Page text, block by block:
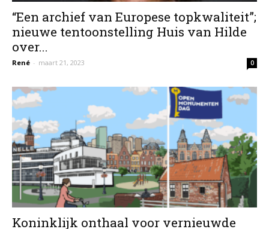
“Een archief van Europese topkwaliteit”;
nieuwe tentoonstelling Huis van Hilde
over...
René - maart 21, 2023 0
Koninklijk onthaal voor vernieuwde